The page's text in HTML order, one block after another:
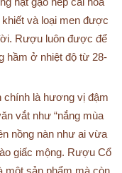
rượu” tiến vua, Rượu
hạt gạo nếp cái hoa
và loại men được
Rượu luôn được để
chính là hương vị đậm
vắt như “nắng mùa
nồng nàn như ai vừa